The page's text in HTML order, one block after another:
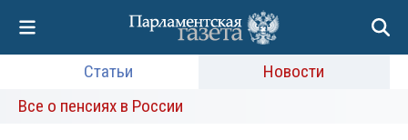
Статьи
Новости
Все о пенсиях в России